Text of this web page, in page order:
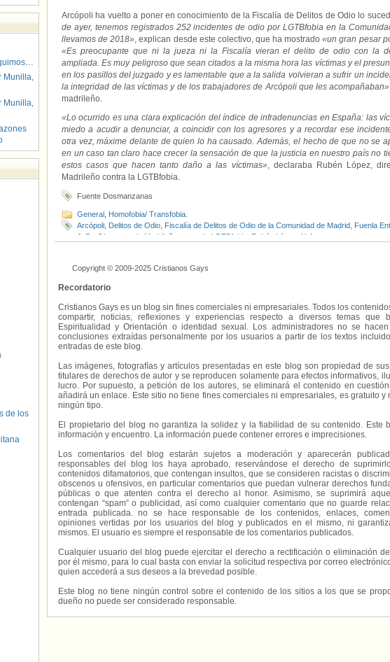
Arcópoli ha vuelto a poner en conocimiento de la Fiscalía de Delitos de Odio lo
de ayer, tenemos registrados 252 incidentes de odio por LGTBfobia en la
llevamos de 2018», explican desde este colectivo, que ha mostrado«un gran pesar
«Es preocupante que ni la jueza ni la Fiscalía vieran el delito de odio con la
ampliada. Es muy peligroso que sean citados a la misma hora las víctimas y el
en los pasillos del juzgado y es lamentable que a la salida volvieran a sufrir un
la integridad de las víctimas y de los trabajadores de Arcópoli que les acompañaban»
madrileño.
«Lo ocurrido es una clara explicación del índice de infradenuncias en España: las
miedo a acudir a denunciar, a coincidir con los agresores y a recordar ese
otra vez, máxime delante de quien lo ha causado. Además, el hecho de que no se
en un caso tan claro hace crecer la sensación de que la justicia en nuestro país no
estos casos que hacen tanto daño a las víctimas», declaraba Rubén López,
Madrileño contra la LGTBfobia.
Fuente Dosmanzanas
General Homofobia/ Transfobia.
Arcópoli Delitos de Odio Fiscalía de Delitos de Odio de la Comunidad de Madrid Fuenla
J. D.
Observatorio Madrileño contra la LGTBfobia Rubén López Y. A.
Copyright © 2009-2025 Cristianos Gays
Recordatorio
Cristianos Gays es un blog sin fines comerciales ni empresariales. Todos los
compartir, noticias, reflexiones y experiencias respecto a diversos temas que
Espiritualidad y Orientación o identidad sexual. Los administradores no se
conclusiones extraídas personalmente por los usuarios a partir de los textos
entradas de este blog.
Las imágenes, fotografías y artículos presentadas en este blog son propiedad de
titulares de derechos de autor y se reproducen solamente para efectos informativos,
lucro. Por supuesto, a petición de los autores, se eliminará el contenido en
añadirá un enlace. Este sitio no tiene fines comerciales ni empresariales, es gratuito y
ningún tipo.
El propietario del blog no garantiza la solidez y la fiabilidad de su contenido. Este
información y encuentro. La información puede contener errores e imprecisiones.
Los comentarios del blog estarán sujetos a moderación y aparecerán
responsables del blog los haya aprobado, reservándose el derecho de
contenidos difamatorios, que contengan insultos, que se consideren racistas o
obscenos u ofensivos, en particular comentarios que puedan vulnerar derechos
públicas o que atenten contra el derecho al honor. Asimismo, se suprimirá
contengan “spam” o publicidad, así como cualquier comentario que no guarde
entrada publicada. no se hace responsable de los contenidos, enlaces,
opiniones vertidas por los usuarios del blog y publicados en el mismo, ni
mismos. El usuario es siempre el responsable de los comentarios publicados.
Cualquier usuario del blog puede ejercitar el derecho a rectificación o eliminación
por él mismo, para lo cual basta con enviar la solicitud respectiva por correo
quien accederá a sus deseos a la brevedad posible.
Este blog no tiene ningún control sobre el contenido de los sitios a los que se
dueño no puede ser considerado responsable.
Munilla,
Munilla,
de los